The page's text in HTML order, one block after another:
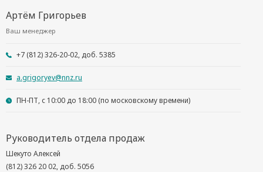
Артём Григорьев
Ваш менеджер
+7 (812) 326-20-02, доб. 5385
a.grigoryev@nnz.ru
ПН-ПТ, с 10:00 до 18:00 (по московскому времени)
Руководитель отдела продаж
Шекуто Алексей
(812) 326 20 02, доб. 5056